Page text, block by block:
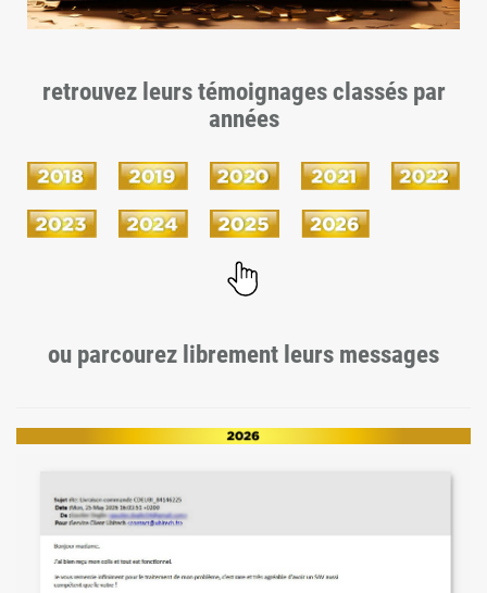
retrouvez leurs témoignages classés par
années
ou parcourez librement leurs messages